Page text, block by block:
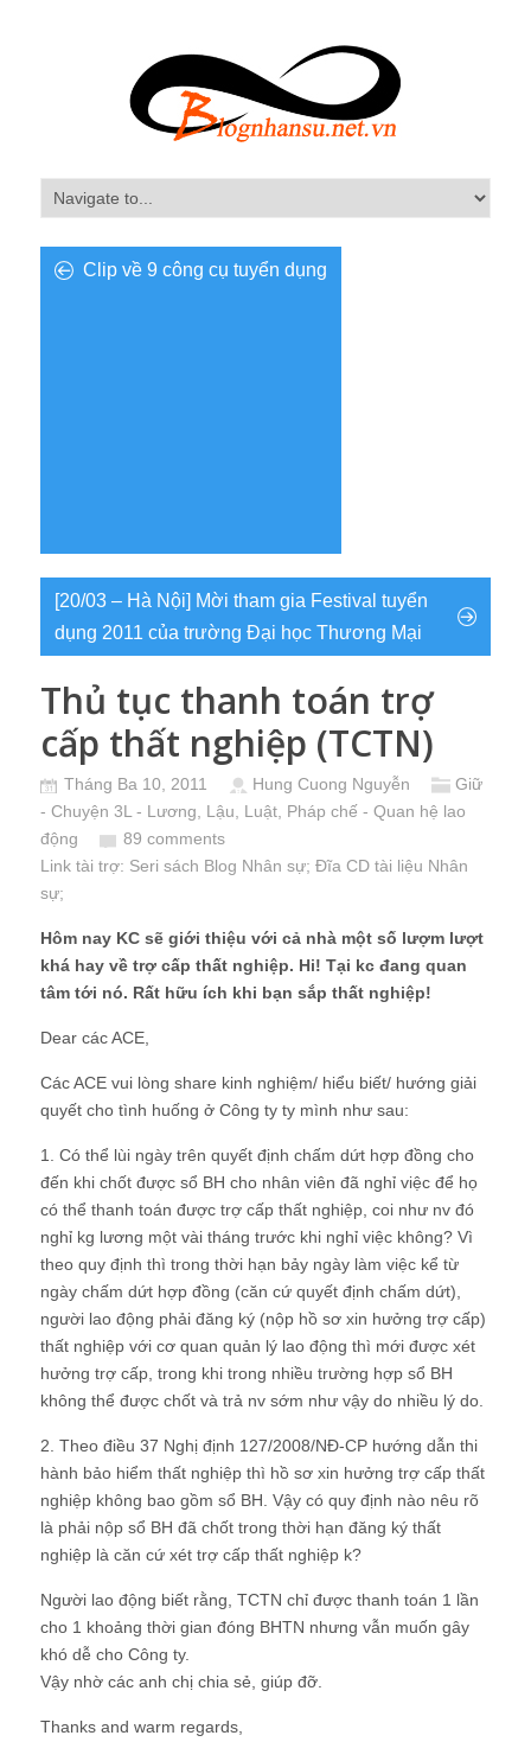
Clip về 9 công cụ tuyển dụng
[20/03 – Hà Nội] Mời tham gia Festival tuyển
dụng 2011 của trường Đại học Thương Mại
Thủ tục thanh toán trợ
cấp thất nghiệp (TCTN)
Tháng Ba 10, 2011 Hung Cuong Nguyễn
Giữ
- Chuyện 3L - Lương, Lậu, Luật Pháp chế - Quan hệ lao
động
89 comments
Link tài trợ: Seri sách Blog Nhân sự; Đĩa CD tài liệu Nhân
sự;
Hôm nay KC sẽ giới thiệu với cả nhà một số lượm lượt
khá hay về trợ cấp thất nghiệp. Hi! Tại kc đang quan
tâm tới nó. Rất hữu ích khi bạn sắp thất nghiệp!
Dear các ACE,
Các ACE vui lòng share kinh nghiệm/ hiểu biết/ hướng giải
quyết cho tình huống ở Công ty ty mình như sau:
1. Có thể lùi ngày trên quyết định chấm dứt hợp đồng cho
đến khi chốt được sổ BH cho nhân viên đã nghỉ việc để họ
có thể thanh toán được trợ cấp thất nghiệp, coi như nv đó
nghỉ kg lương một vài tháng trước khi nghỉ việc không? Vì
theo quy định thì trong thời hạn bảy ngày làm việc kể từ
ngày chấm dứt hợp đồng (căn cứ quyết định chấm dứt),
người lao động phải đăng ký (nộp hồ sơ xin hưởng trợ cấp)
thất nghiệp với cơ quan quản lý lao động thì mới được xét
hưởng trợ cấp, trong khi trong nhiều trường hợp sổ BH
không thể được chốt và trả nv sớm như vậy do nhiều lý do.
2. Theo điều 37 Nghị định 127/2008/NĐ-CP hướng dẫn thi
hành bảo hiểm thất nghiệp thì hồ sơ xin hưởng trợ cấp thất
nghiệp không bao gồm sổ BH. Vậy có quy định nào nêu rõ
là phải nộp sổ BH đã chốt trong thời hạn đăng ký thất
nghiệp là căn cứ xét trợ cấp thất nghiệp k?
Người lao động biết rằng, TCTN chỉ được thanh toán 1 lần
cho 1 khoảng thời gian đóng BHTN nhưng vẫn muốn gây
khó dễ cho Công ty.
Vậy nhờ các anh chị chia sẻ, giúp đỡ.
Thanks and warm regards,